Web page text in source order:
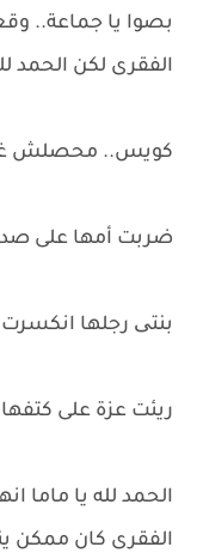
بصوا يا جماعة..
الفقرى لكن الحمد
كويس.. محصلش
ضربت أمها على
بنتی رجلها انكسرت
ريئت عزة على
الحمد لله يا ماما
الفقرى كان ممكن